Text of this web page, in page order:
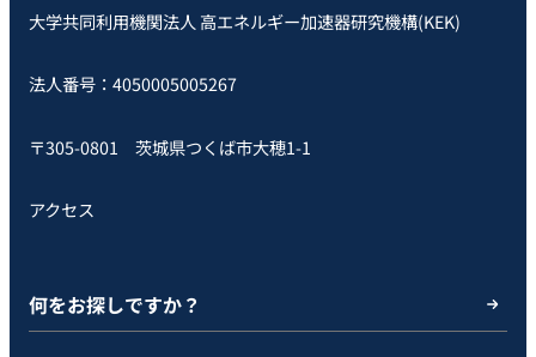
大学共同利用機関法人 高エネルギー加速器研究機構(KEK)
法人番号：4050005005267
〒305-0801 茨城県つくば市大穂1-1
アクセス
何をお探しですか？